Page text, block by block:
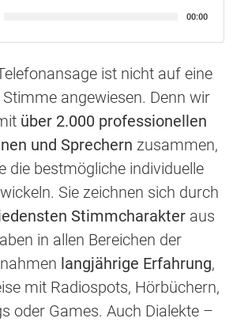
00:00
ist nicht auf eine
angewiesen. Denn wir
über 2.000 professionellen
und Sprechern zusammen,
die bestmögliche individuelle
Sie zeichnen sich durch
Stimmcharakter aus
in allen Bereichen der
langjährige Erfahrung,
mit Radiospots, Hörbüchern,
oder Games. Auch Dialekte –